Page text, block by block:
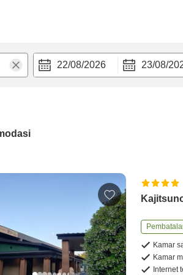
22/08/2026 23/08/
Kamar
Kamar
Internet